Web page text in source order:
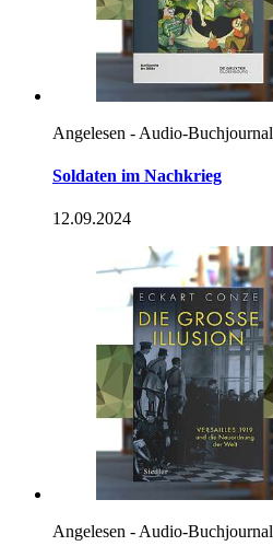
Angelesen - Audio-Buchjournal
Soldaten im Nachkrieg
12.09.2024
Angelesen - Audio-Buchjournal